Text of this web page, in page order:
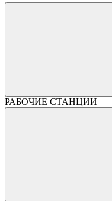
РАБОЧИЕ СТАНЦИИ